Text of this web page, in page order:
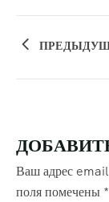
Ваш адрес email
поля помечены *